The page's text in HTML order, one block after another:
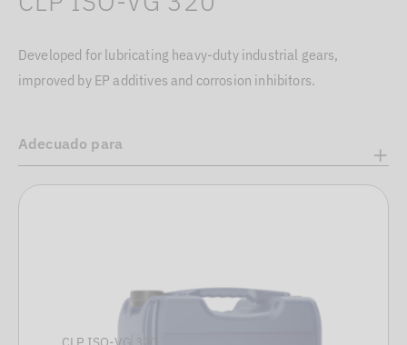
Developed for lubricating heavy-duty industrial gears,
improved by EP additives and corrosion inhibitors.
Adecuado para